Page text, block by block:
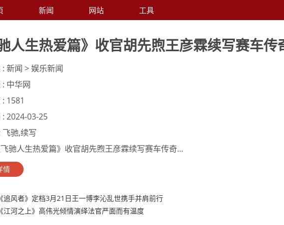
新闻 网站 工具
人生热爱篇》收官胡先煦王彦霖续写赛车传
: 新闻 > 娱乐新闻
: 中华网
: 1581
: 2024-03-25
飞驰,续写
飞驰人生热爱篇》收官胡先煦王彦霖续写赛车传奇...
情
《追风者》定档3月21日王一博李沁乱世携手并肩前行
《江河之上》高伟光倾情演绎法官严面而有温度